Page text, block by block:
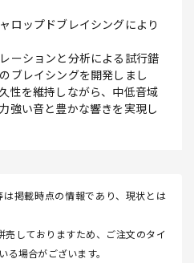
ロップドブレイシングにより
ーションと分析による試行錯
ブレイシングを開発しまし
性を維持しながら、中低音域
強い音と豊かな響きを実現し
掲載時点の情報であり、現状とは
しておりますため、ご注文のタイ
る場合がございます。